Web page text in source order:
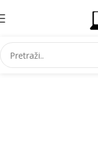
Početna Informatika